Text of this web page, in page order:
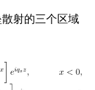
射的三个区域